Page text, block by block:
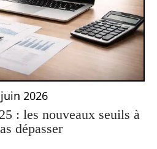
2026
: les nouveaux seuils à
dépasser